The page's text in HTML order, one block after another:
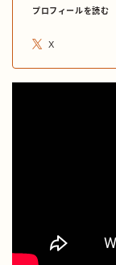
プロフィールを読む
X